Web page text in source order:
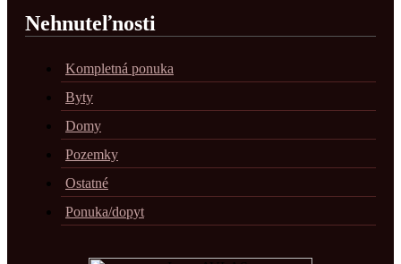
Nehnuteľnosti
Kompletná ponuka
Byty
Domy
Pozemky
Ostatné
Ponuka/dopyt